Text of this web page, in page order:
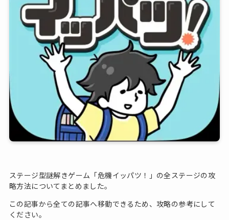
ステージ型謎解きゲーム「危機イッパツ！」の全ステージの攻
略方法についてまとめました。
この記事から全ての記事へ移動できるため、攻略の参考にして
ください。